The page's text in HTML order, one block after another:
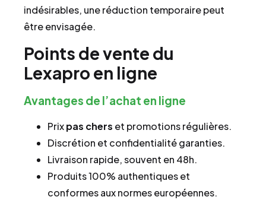
indésirables, une réduction temporaire peut
être envisagée.
Points de vente du
Lexapro en ligne
Avantages de l’achat en ligne
Prixpas chers et promotions régulières.
Discrétion et confidentialité garanties.
Livraison rapide, souvent en 48h.
Produits 100% authentiques et
conformes aux normes européennes.